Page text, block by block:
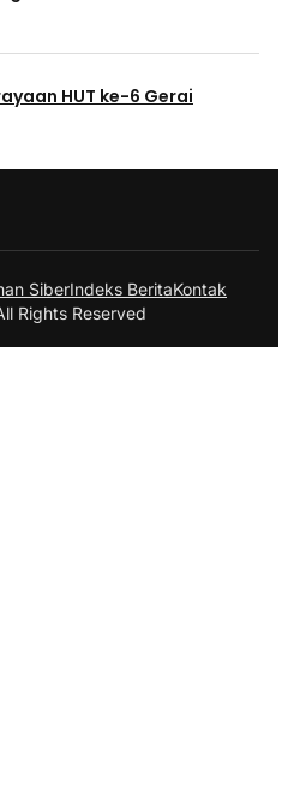
HUT ke-6 Gerai
SiberIndeks BeritaKontak
Rights Reserved